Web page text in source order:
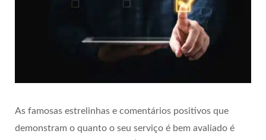
As famosas estrelinhas e comentários positivos que
demonstram o quanto o seu serviço é bem avaliado é